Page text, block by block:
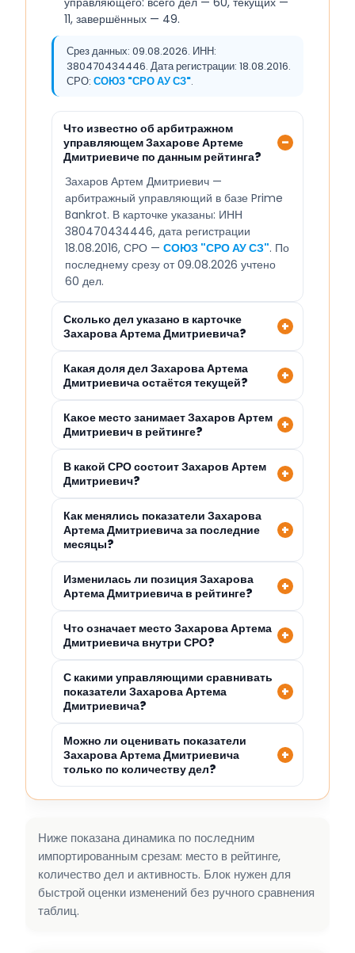
11, завершённых — 49.
Срез данных: 09.08.2026. ИНН:
380470434446. Дата регистрации: 18.08.2016.
СРО: СОЮЗ "СРО АУ СЗ".
Что известно об арбитражном
управляющем Захарове Артеме
Дмитриевиче по данным рейтинга?
Захаров Артем Дмитриевич —
арбитражный управляющий в базе Prime
Bankrot. В карточке указаны: ИНН
380470434446, дата регистрации
18.08.2016, СРО — СОЮЗ "СРО АУ СЗ". По
последнему срезу от 09.08.2026 учтено
60 дел.
Сколько дел указано в карточке
Захарова Артема Дмитриевича?
Какая доля дел Захарова Артема
Дмитриевича остаётся текущей?
Какое место занимает Захаров Артем
Дмитриевич в рейтинге?
В какой СРО состоит Захаров Артем
Дмитриевич?
Как менялись показатели Захарова
Артема Дмитриевича за последние
месяцы?
Изменилась ли позиция Захарова
Артема Дмитриевича в рейтинге?
Что означает место Захарова Артема
Дмитриевича внутри СРО?
С какими управляющими сравнивать
показатели Захарова Артема
Дмитриевича?
Можно ли оценивать показатели
Захарова Артема Дмитриевича
только по количеству дел?
Ниже показана динамика по последним
импортированным срезам: место в рейтинге,
количество дел и активность. Блок нужен для
быстрой оценки изменений без ручного сравнения
таблиц.